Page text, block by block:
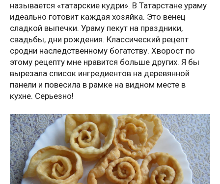
называется «татарские кудри». В Татарстане ураму
идеально готовит каждая хозяйка. Это венец
сладкой выпечки. Ураму пекут на праздники,
свадьбы, дни рождения. Классический рецепт
сродни наследственному богатству. Хворост по
этому рецепту мне нравится больше других. Я бы
вырезала список ингредиентов на деревянной
панели и повесила в рамке на видном месте в
кухне. Серьезно!